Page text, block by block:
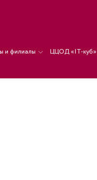
и филиалы ЦЦОД «IT-куб»